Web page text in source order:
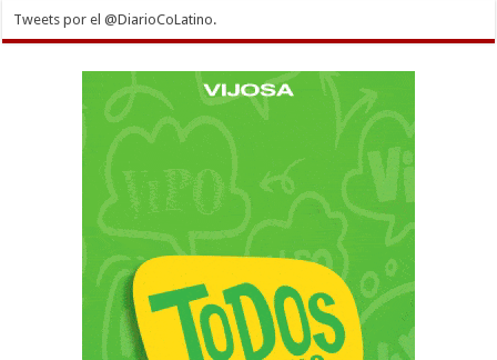
Tweets por el @DiarioCoLatino.